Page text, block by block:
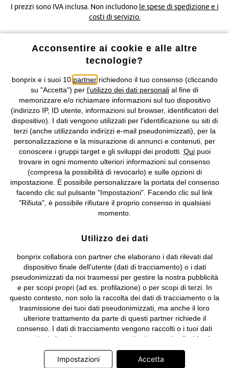
I prezzi sono IVA inclusa. Non includono le spese di spedizione e i
costi di servizio.
Informativa privacy e cookie Gestione dei cookie
Informazioni legali Diritto di recesso
© 2026 bonprix.Tutti i diritti riservati.
bonprix S.r.l. con socio unico, sede legale: via Adua 33 - 13855
Valdengo (BI) C.F. 01510910027 - P.I. 01939830020, Reg. Imprese di
Biella n. 01510910027, R.E.A. BI - 171345, N. Reg. Pile:
IT09060P00000858, N. Reg. AEE: IT08020000002105 Capitale
Sociale: euro 1.000.000 i.v, Società soggetta all'attività di direzione
e coordinamento di bonprix Beteiligungs -Verwaltungsgesellschaft
mbH.
Acconsentire ai cookie e alle altre
tecnologie?
bonprix e i suoi 10 partnerrichiedono il tuo consenso (cliccando
su "Accetta") per l'utilizzo dei dati personali al fine di
memorizzare e/o richiamare informazioni sul tuo dispositivo
(indirizzo IP, ID utente, informazioni sul browser, identificatori del
dispositivo). I dati vengono utilizzati per l'identificazione su siti di
terzi (anche utilizzando indirizzi e-mail pseudonimizzati), per la
personalizzazione e la misurazione di annunci e contenuti, per
conoscere i gruppi target e gli sviluppi dei prodotti. Quipuoi
trovare in ogni momento ulteriori informazioni sul consenso
(compresa la possibilità di revocarlo) e sulle opzioni di
impostazione. È possibile personalizzare la portata del consenso
facendo clic sul pulsante "Impostazioni". Facendo clic sul link
"Rifiuta", è possibile rifiutare il proprio consenso in qualsiasi
momento.
Utilizzo dei dati
bonprix collabora con partner che elaborano i dati rilevati dal
dispositivo finale dell'utente (dati di tracciamento) o i dati
pseudonimizzati da noi trasmessi per gestire la nostra pubblicità
e per scopi propri (ad es. profilazione) o per scopi di terzi. In
questo contesto, non solo la raccolta dei dati di tracciamento o la
trasmissione dei tuoi dati pseudonimizzati, ma anche il loro
ulteriore trattamento da parte di questi partner richiede il
consenso. I dati di tracciamento vengono raccolti o i tuoi dati
pseudonimizzati vengono trasmessi solo quando clicchi sul
pulsante "Accetta" nel banner di www.bonprix.it. I partner sono le
seguenti società: Adjust GmbH, Criteo SA, Google Ireland
Impostazioni Accetta